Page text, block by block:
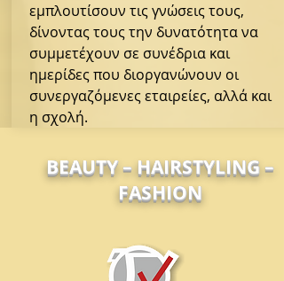
εμπλουτίσουν τις γνώσεις τους,
δίνοντας τους την δυνατότητα να
συμμετέχουν σε συνέδρια και
ημερίδες που διοργανώνουν οι
συνεργαζόμενες εταιρείες, αλλά και
η σχολή.
BEAUTY – HAIRSTYLING –
FASHION